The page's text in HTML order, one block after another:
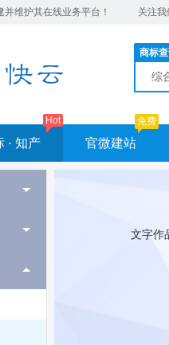
维护其在线业务平台！ 关注我
商标
综
· 知产
Hot
官微建站
免费
文字作